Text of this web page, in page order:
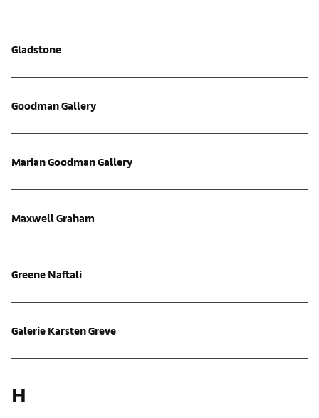
Gladstone
Goodman Gallery
Marian Goodman Gallery
Maxwell Graham
Greene Naftali
Galerie Karsten Greve
H